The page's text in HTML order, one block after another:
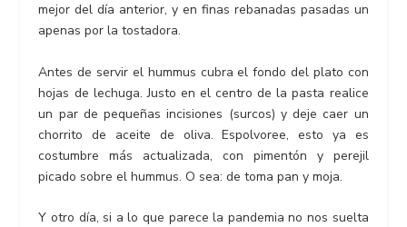
mejor del día anterior, y en finas rebanadas pasadas un
apenas por la tostadora.
Antes de servir el hummus cubra el fondo del plato con
hojas de lechuga. Justo en el centro de la pasta realice
un par de pequeñas incisiones (surcos) y deje caer un
chorrito de aceite de oliva. Espolvoree, esto ya es
costumbre más actualizada, con pimentón y perejil
picado sobre el hummus. O sea: de toma pan y moja.
Y otro día, si a lo que parece la pandemia no nos suelta